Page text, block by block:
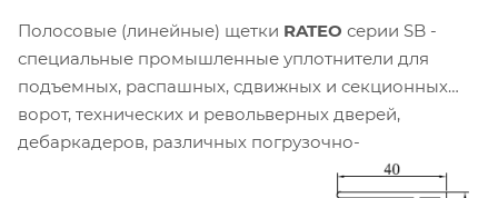
Полосовые (линейные) щетки RATEO серии SB -
специальные промышленные уплотнители для
подъемных, распашных, сдвижных и секционных
ворот, технических и револьверных дверей,
дебаркадеров, различных погрузочно-
разгрузочных установок с высокой интенсивностью